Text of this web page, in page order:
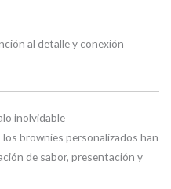
al detalle y conexión
inolvidable
los brownies personalizados han
de sabor, presentación y